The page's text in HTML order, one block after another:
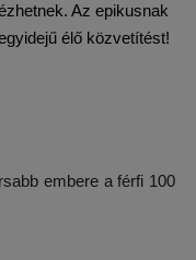
Az epikusnak
élő közvetítést!
embere a férfi 100